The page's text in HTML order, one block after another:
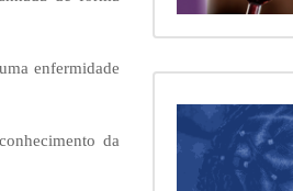
enfermidade
da